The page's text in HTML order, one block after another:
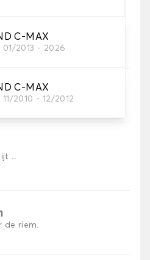
C-MAX
01/2013 - 2026
C-MAX
11/2010 - 12/2012
automatten
dat je nodig hebt.
..
de riem.